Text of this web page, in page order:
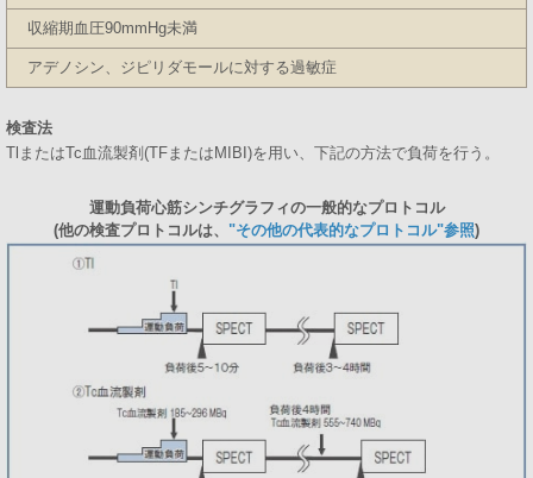
収縮期血圧90mmHg未満
アデノシン、ジピリダモールに対する過敏症
検査法
TlまたはTc血流製剤(TFまたはMIBI)を用い、下記の方法で負荷を行う。
運動負荷心筋シンチグラフィの一般的なプロトコル
(他の検査プロトコルは、 "その他の代表的なプロトコル"参照)